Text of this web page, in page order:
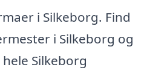
i Silkeborg. Find
i Silkeborg og
Silkeborg